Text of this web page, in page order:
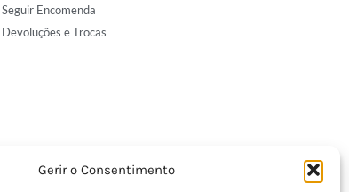
Gerir o Consentimento
Seguir Encomenda
Devoluções e Trocas